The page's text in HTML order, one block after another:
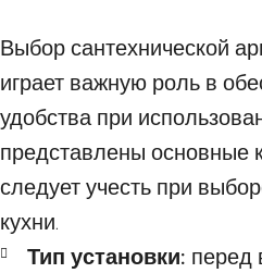
Выбор сантехнической
играет важную роль в
удобства при
представлены основные
следует учесть при
кухни.
Тип установки: перед